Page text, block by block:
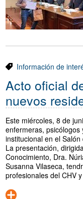
Información de
Acto oficial
nuevos
Este miércoles, 8 de
enfermeras,
institucional en el
La presentación,
Conocimiento, Dra.
Susanna Vilaseca,
profesionales del CHV